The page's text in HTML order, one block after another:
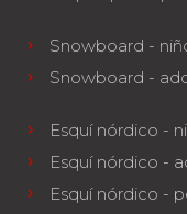
Snowboard -
Snowboard -
Esquí nórdico -
Esquí nórdico -
Esquí nórdico -